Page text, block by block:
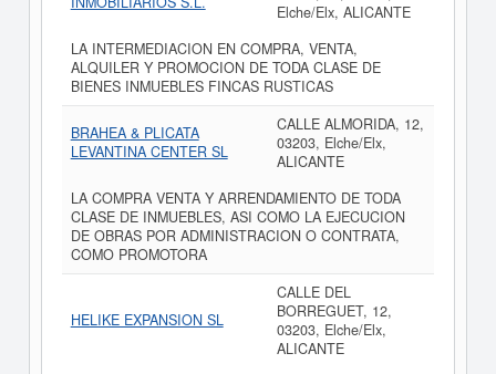
Elche/Elx, ALICANTE
LA INTERMEDIACION EN COMPRA, VENTA,
ALQUILER Y PROMOCION DE TODA CLASE DE
BIENES INMUEBLES FINCAS RUSTICAS
BRAHEA & PLICATA
LEVANTINA CENTER SL
CALLE ALMORIDA, 12,
03203, Elche/Elx,
ALICANTE
LA COMPRA VENTA Y ARRENDAMIENTO DE TODA
CLASE DE INMUEBLES, ASI COMO LA EJECUCION
DE OBRAS POR ADMINISTRACION O CONTRATA,
COMO PROMOTORA
HELIKE EXPANSION SL
CALLE DEL
BORREGUET, 12,
03203, Elche/Elx,
ALICANTE